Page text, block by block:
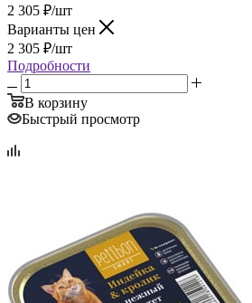
2 305 ₽/шт
Варианты цен
2 305 ₽/шт
Подробности
В корзину
Быстрый просмотр